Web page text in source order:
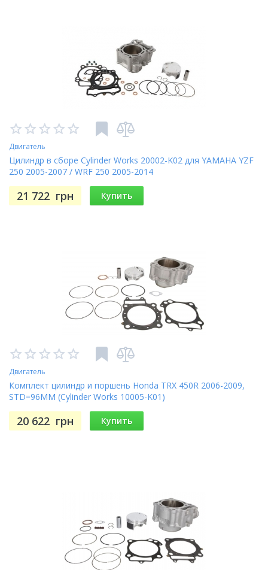
Двигатель
Цилиндр в сборе Cylinder Works 20002-K02 для YAMAHA YZF
250 2005-2007 / WRF 250 2005-2014
21 722 грн Купить
Двигатель
Комплект цилиндр и поршень Honda TRX 450R 2006-2009,
STD=96MM (Cylinder Works 10005-K01)
20 622 грн Купить